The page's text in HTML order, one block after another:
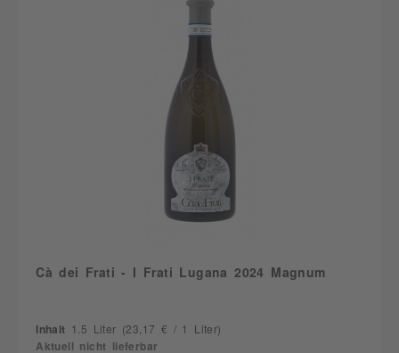
Cà dei Frati - I Frati Lugana 2024 Magnum
Inhalt 1.5 Liter (23,17 € / 1 Liter)
Aktuell nicht lieferbar